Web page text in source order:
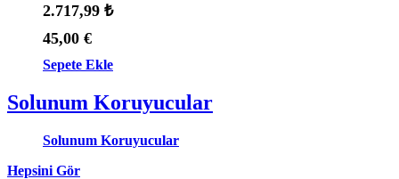
2.717,99 ₺
45,00 €
Sepete Ekle
Solunum Koruyucular
Solunum Koruyucular
Hepsini Gör